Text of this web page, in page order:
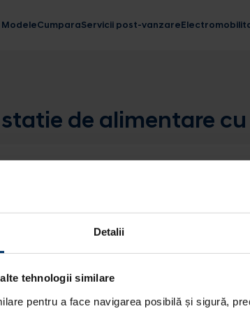
Detalii
tehnologii similare
pentru a face navigarea posibilă și sigură,
de alimentare
ModeleCumparaServicii post-vanzare